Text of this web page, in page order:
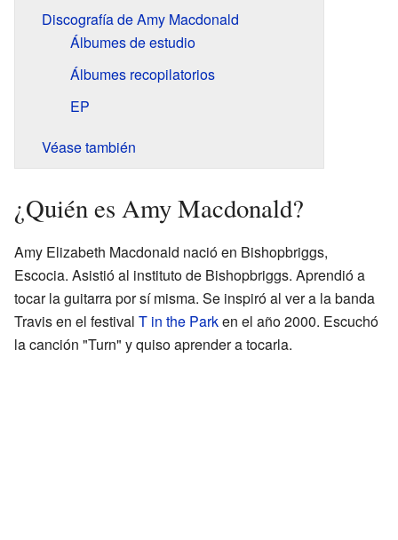
Discografía de Amy Macdonald
Álbumes de estudio
Álbumes recopilatorios
EP
Véase también
¿Quién es Amy Macdonald?
Amy Elizabeth Macdonald nació en Bishopbriggs,
Escocia. Asistió al instituto de Bishopbriggs. Aprendió a
tocar la guitarra por sí misma. Se inspiró al ver a la banda
Travis en el festival T in the Parken el año 2000. Escuchó
la canción "Turn" y quiso aprender a tocarla.